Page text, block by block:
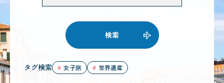
検索
タグ検索 女子旅 世界遺産